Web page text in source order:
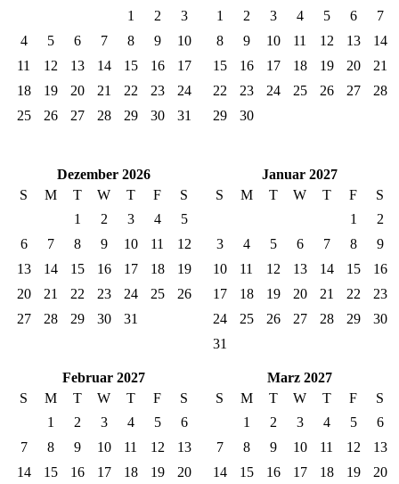
1
2
3
4
5 6 7 8 9
10
11
12 13 14 15 16
17
18
19 20 21 22 23
24
25
26 27 28 29 30 31
1
2 3 4 5 6
7
8
9 10 11 12 13
14
15
16 17 18 19 20
21
22
23 24 25 26 27
28
29
30
Dezember 2026
S
M T W T F
S
1
2 3 4
5
6
7 8 9 10 11
12
13
14 15 16 17 18
19
20
21 22 23 24 25
26
27
28 29 30 31
Januar 2027
S
M T W T F
S
1
2
3
4 5 6 7 8
9
10
11 12 13 14 15
16
17
18 19 20 21 22
23
24
25 26 27 28 29
30
31
Februar 2027
S
M T W T F
S
1
2 3 4 5
6
7
8 9 10 11 12
13
14
15 16 17 18 19
20
Marz 2027
S
M T W T F
S
1
2 3 4 5
6
7
8 9 10 11 12
13
14
15 16 17 18 19
20